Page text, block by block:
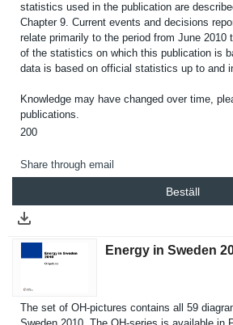
statistics used in the publicatio­n are
Chapter 9. Current events and decisions
relate primarily to the period from June 2010
of the statistics on which this publicatio­n is
data is based on official statistics up to and
Knowledge may have changed over time,
publicatio­ns.
200
Share through email
Beställ
Energy in Sweden
The set of OH-pictures contains all 59